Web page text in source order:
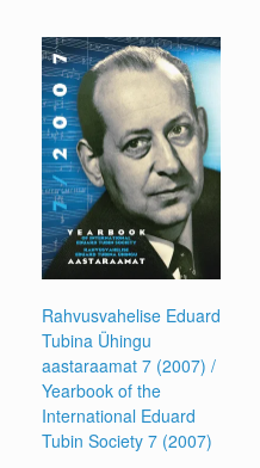
Rahvusvahelise Eduard
Tubina Ühingu
aastaraamat 7 (2007) /
Yearbook of the
International Eduard
Tubin Society 7 (2007)